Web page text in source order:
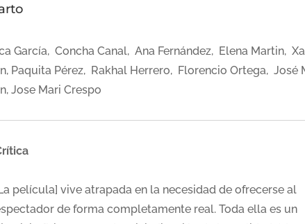
García, Concha Canal, Ana Fernández, Elena Martin,
Paquita Pérez, Rakhal Herrero, Florencio Ortega, José
Jose Mari Crespo
película] vive atrapada en la necesidad de ofrecerse al
de forma completamente real. Toda ella es un